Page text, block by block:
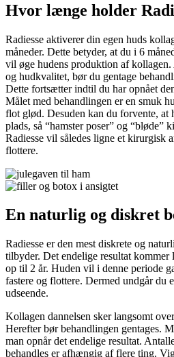
Hvor længe holder
Radiesse aktiverer din egen huds
måneder. Dette betyder, at du i 6
vil øge hudens produktion af
og hudkvalitet, bør du gentage
Dette fortsætter indtil du har opnået
Målet med behandlingen er en smuk
flot glød. Desuden kan du forvente, at
plads, så “hamster poser” og “bløde”
Radiesse vil således ligne et kirurgisk
flottere.
En naturlig og diskret
Radiesse er den mest diskrete og
tilbyder. Det endelige resultat kommer
op til 2 år. Huden vil i denne periode
fastere og flottere. Dermed undgår du
udseende.
Kollagen dannelsen sker langsomt
Herefter bør behandlingen gentages.
man opnår det endelige resultat.
behandles er afhængig af flere ting.